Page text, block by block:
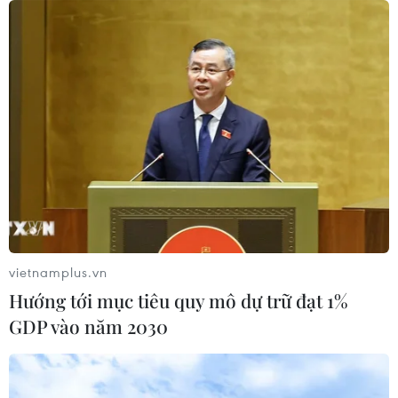
05/08/2026 07:15
Nhận định Philippines vs
Thái Lan: Madam Pang treo thưởng
tiền tỷ, "Voi chiến" quyết thắng
Đội tuyển Việt Nam nhận
thưởng 2 tỷ đồng sau thắng lợi trước
Indonesia
04/08/2026 04:16
Tuyển thủ Indonesia cúi đầu thành
khẩn xin lỗi người hâm mộ xứ vạn
vietnamplus.vn
Hướng tới mục tiêu quy mô dự trữ đạt 1%
GDP vào năm 2030